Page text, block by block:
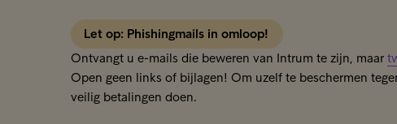
Let op: Phishingmails in omloop!
Ontvangt u e-mails die beweren van Intrum te zijn, maar
Open geen links of bijlagen! Om uzelf te beschermen
veilig betalingen doen.